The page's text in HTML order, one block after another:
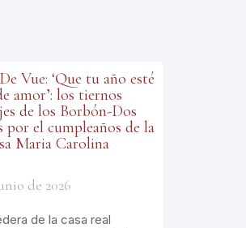
Vue: ‘Que tu año esté
amor’: los tiernos
de los Borbón-Dos
por el cumpleaños de la
Maria Carolina
de 2026
de la casa real